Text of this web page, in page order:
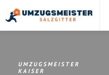
UMZUGSMEISTER
KAISER